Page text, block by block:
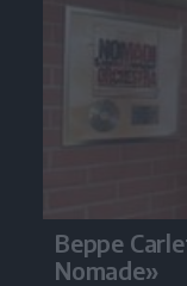
Beppe
Nomade»